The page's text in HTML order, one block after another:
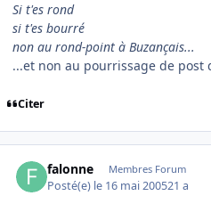
Si t'es rond
si t'es bourré
non au rond-point à Buzançais...
...et non au pourrissage de post
Citer
falonne Membres Forum
Posté(e) le 16 mai 200521 a